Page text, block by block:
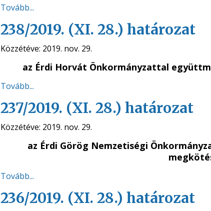
Tovább...
238/2019. (XI. 28.) határozat
Közzétéve: 2019. nov. 29.
az Érdi Horvát Önkormányzattal
Tovább...
237/2019. (XI. 28.) határozat
Közzétéve: 2019. nov. 29.
az Érdi Görög Nemzetiségi
Tovább...
236/2019. (XI. 28.) határozat